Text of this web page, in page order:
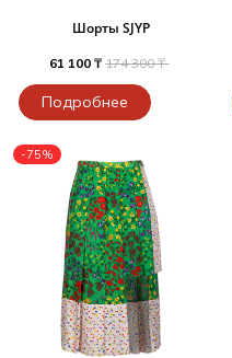
Шорты SJYP
61 100 ₸174 300 ₸
Подробнее
-75%